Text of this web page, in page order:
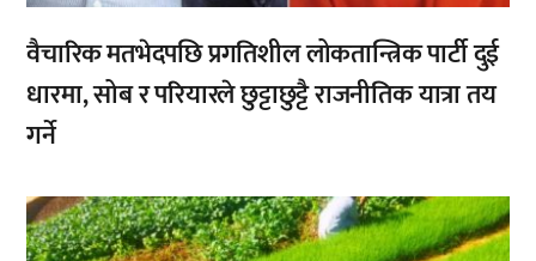
वैचारिक मतभेदपछि प्रगतिशील लोकतान्त्रिक पार्टी दुई
धारमा, सोब र परियारले छुट्टाछुट्टै राजनीतिक यात्रा तय
गर्ने
,